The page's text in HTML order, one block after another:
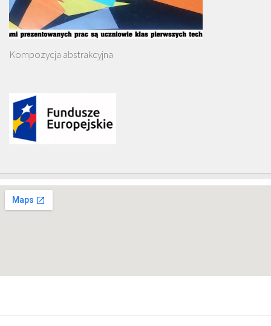
Kompozycja abstrakcyjna